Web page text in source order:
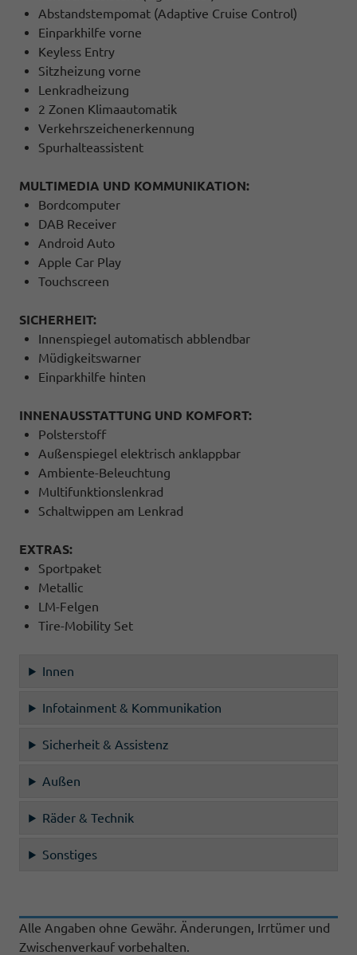
Abstandstempomat (Adaptive Cruise Control)
Einparkhilfe vorne
Keyless Entry
Sitzheizung vorne
Lenkradheizung
2 Zonen Klimaautomatik
Verkehrszeichenerkennung
Spurhalteassistent
MULTIMEDIA UND KOMMUNIKATION:
Bordcomputer
DAB Receiver
Android Auto
Apple Car Play
Touchscreen
SICHERHEIT:
Innenspiegel automatisch abblendbar
Müdigkeitswarner
Einparkhilfe hinten
INNENAUSSTATTUNG UND KOMFORT:
Polsterstoff
Außenspiegel elektrisch anklappbar
Ambiente-Beleuchtung
Multifunktionslenkrad
Schaltwippen am Lenkrad
EXTRAS:
Sportpaket
Metallic
LM-Felgen
Tire-Mobility Set
Innen
Infotainment & Kommunikation
Sicherheit & Assistenz
Außen
Räder & Technik
Sonstiges
Alle Angaben ohne Gewähr. Änderungen, Irrtümer und
Zwischenverkauf vorbehalten.